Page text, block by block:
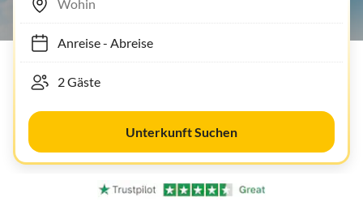
Anreise- Abreise
Unterkunft Suchen